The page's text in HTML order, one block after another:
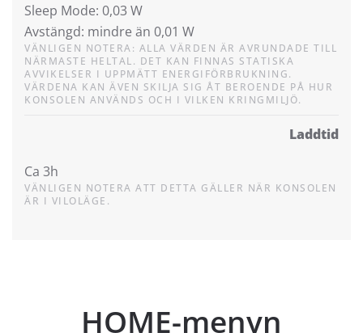
Sleep Mode: 0,03 W
Avstängd: mindre än 0,01 W
VÄNLIGEN NOTERA: ALLA VÄRDEN ÄR AVRUNDADE TILL
NÄRMASTE HELTAL. DET KAN FINNAS STATISKA
AVVIKELSER I UPPMÄTT ENERGIFÖRBRUKNING.
VÄRDENA KAN ÄVEN SKILJA SIG ÅT BEROENDE PÅ HUR
KONSOLEN ANVÄNDS OCH I VILKEN KRINGMILJÖ.
Laddtid
Ca 3h
VÄNLIGEN NOTERA ATT DETTA GÄLLER NÄR KONSOLEN
ÄR I VILOLÄGE.
HOME-menyn